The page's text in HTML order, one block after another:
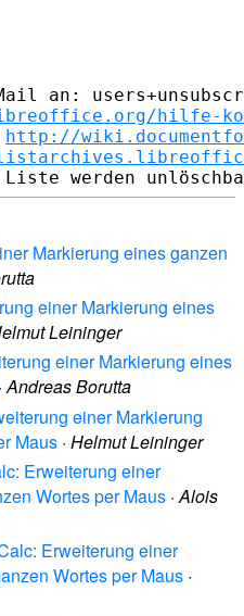
an:
hilfe-
http://
Markierung eines ganzen
einer Markierung eines
Leininger
einer Markierung eines
·Andreas Borutta
einer Markierung
Maus · Helmut Leininger
Erweiterung einer
Wortes per Maus ·Alois
Erweiterung einer
Wortes per Maus ·